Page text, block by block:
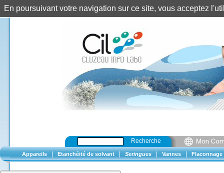
Recherche
Appareils Etanchéité de solvant Seringues Vannes Flaconnage
En poursuivant votre navigation sur ce site, vous acceptez